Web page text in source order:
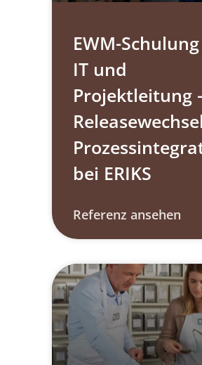
EWM-
IT und
Projektleitung
bei ERIKS
Referenz ansehen